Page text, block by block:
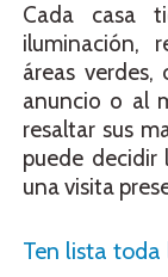
Cada casa
iluminación,
áreas verdes,
anuncio o al
resaltar sus
puede decidir
una visita
Ten lista